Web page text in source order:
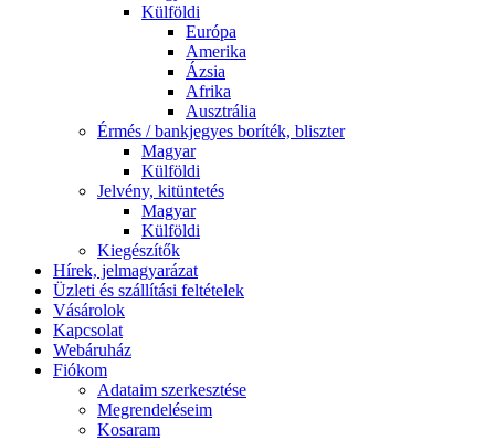
Külföldi
Európa
Amerika
Ázsia
Afrika
Ausztrália
Érmés / bankjegyes boríték, bliszter
Magyar
Külföldi
Jelvény, kitüntetés
Magyar
Külföldi
Kiegészítők
Hírek, jelmagyarázat
Üzleti és szállítási feltételek
Vásárolok
Kapcsolat
Webáruház
Fiókom
Adataim szerkesztése
Megrendeléseim
Kosaram